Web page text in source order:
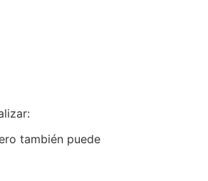
también puede